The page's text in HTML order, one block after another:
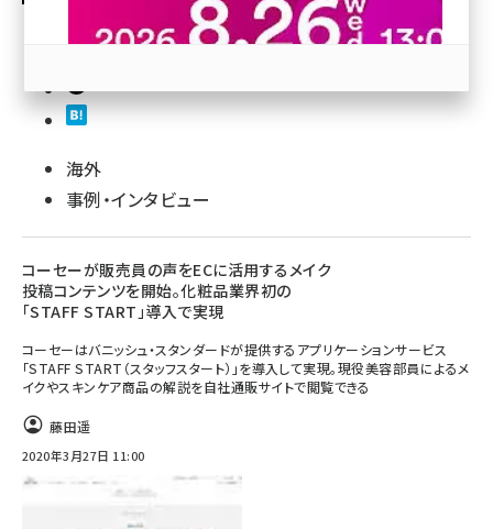
海外
事例・インタビュー
コーセーが販売員の声をECに活用するメイク
投稿コンテンツを開始。化粧品業界初の
「STAFF START」導入で実現
コーセーはバニッシュ・スタンダードが提供するアプリケーションサービス
「STAFF START（スタッフスタート）」を導入して実現。現役美容部員によるメ
イクやスキンケア商品の解説を自社通販サイトで閲覧できる
藤田遥
2020年3月27日 11:00
参加登録はこちら↑